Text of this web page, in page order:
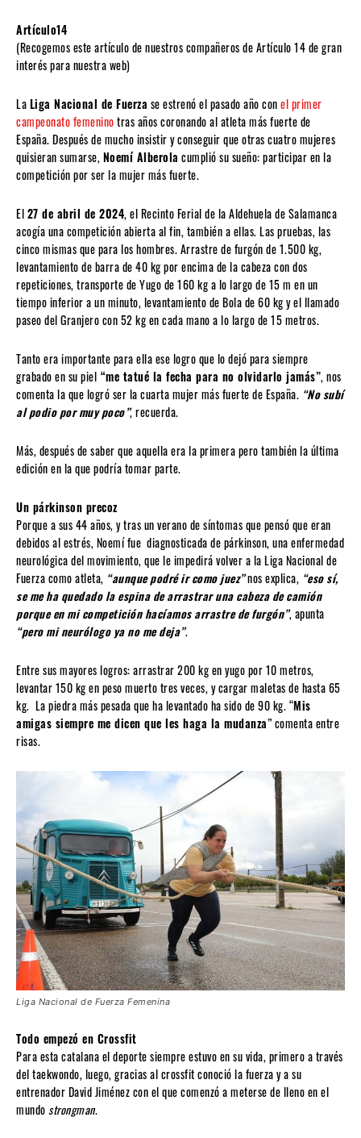
Artículo14
(Recogemos este artículo de nuestros compañeros de Artículo 14 de gran
interés para nuestra web)
LaLiga Nacional de Fuerza se estrenó el pasado año conel primer
campeonato femeninotras años coronando al atleta más fuerte de
España. Después de mucho insistir y conseguir que otras cuatro mujeres
quisieran sumarse,Noemí Alberola cumplió su sueño: participar en la
competición por ser la mujer más fuerte.
El27 de abril de 2024, el Recinto Ferial de la Aldehuela de Salamanca
acogía una competición abierta al fin, también a ellas. Las pruebas, las
cinco mismas que para los hombres. Arrastre de furgón de 1.500 kg,
levantamiento de barra de 40 kg por encima de la cabeza con dos
repeticiones, transporte de Yugo de 160 kg a lo largo de 15 m en un
tiempo inferior a un minuto, levantamiento de Bola de 60 kg y el llamado
paseo del Granjero con 52 kg en cada mano a lo largo de 15 metros.
Tanto era importante para ella ese logro que lo dejó para siempre
grabado en su piel “me tatué la fecha para no olvidarlo jamás”, nos
comenta la que logró ser la cuarta mujer más fuerte de España. “No subí
al podio por muy poco”, recuerda.
Más, después de saber que aquella era la primera pero también la última
edición en la que podría tomar parte.
Un párkinson precoz
Porque a sus 44 años, y tras un verano de síntomas que pensó que eran
debidos al estrés, Noemí fue diagnosticada de párkinson, una enfermedad
neurológica del movimiento, que le impedirá volver a la Liga Nacional de
Fuerza como atleta, “aunque podré ir como juez”nos explica, “eso sí,
se me ha quedado la espina de arrastrar una cabeza de camión
porque en mi competición hacíamos arrastre de furgón”, apunta
“pero mi neurólogo ya no me deja”.
Entre sus mayores logros: arrastrar 200 kg en yugo por 10 metros,
levantar 150 kg en peso muerto tres veces, y cargar maletas de hasta 65
kg. La piedra más pesada que ha levantado ha sido de 90 kg. “Mis
amigas siempre me dicen que les haga la mudanza” comenta entre
risas.
Liga Nacional de Fuerza Femenina
Todo empezó en Crossfit
Para esta catalana el deporte siempre estuvo en su vida, primero a través
del taekwondo, luego, gracias al crossfit conoció la fuerza y a su
entrenador David Jiménez con el que comenzó a meterse de lleno en el
mundostrongman.